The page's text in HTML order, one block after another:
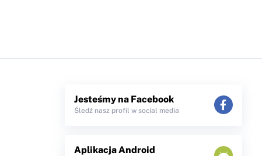
Jesteśmy na Facebook
Śledź nasz profil w social media
Aplikacja Android